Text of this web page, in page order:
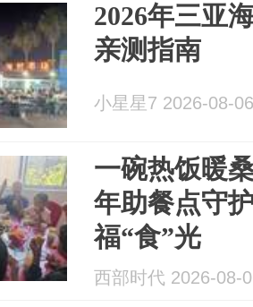
2026年三亚
亲测指南
小星星7 2026-08-06
一碗热饭暖桑榆 旬邑县
年助餐点守
福“食”光
西部时代 2026-08-